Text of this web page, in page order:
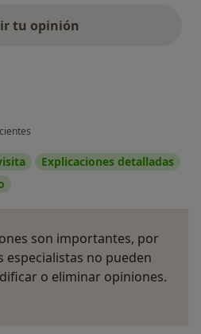
tu opinión
Explicaciones detalladas
son importantes, por
especialistas no pueden
o eliminar opiniones.